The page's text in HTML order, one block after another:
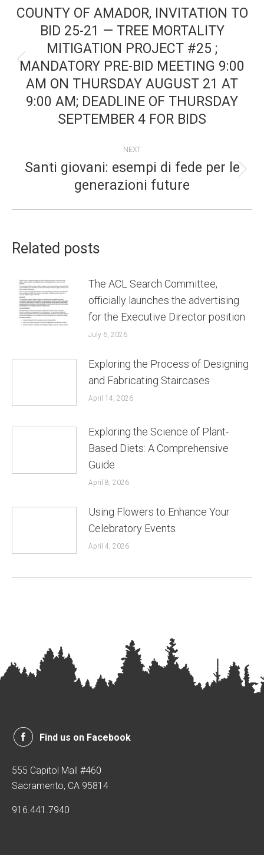
NAVIGATION
Previous
post:
COUNTY OF AMADOR, INVITATION TO
BID 25-21 — TREE MORTALITY
MITIGATION PROJECT #25 ;
MANDATORY PRE-BID MEETING 9:00
AM ON THURSDAY AUGUST 21 AT
9:00 AM; DEADLINE OF THURSDAY
SEPTEMBER 4 FOR BIDS
NEXT
Next
post:
Santi giovani: esempi di fede per le
generazioni future
Related posts
The ACL Search Committee,
officially launches the advertising
for the Executive Director position
July 6, 2026
Exploring the Process of Designing
and Fabricating Staircases
April 14, 2026
Exploring the Science of Plant-
Based Diets: A Comprehensive
Guide
April 8, 2026
Using Flowers to Enhance Your
Celebratory Events
April 4, 2026
Find us on Facebook
555 Capitol Mall #460
Sacramento, CA 95814
916.441.7940